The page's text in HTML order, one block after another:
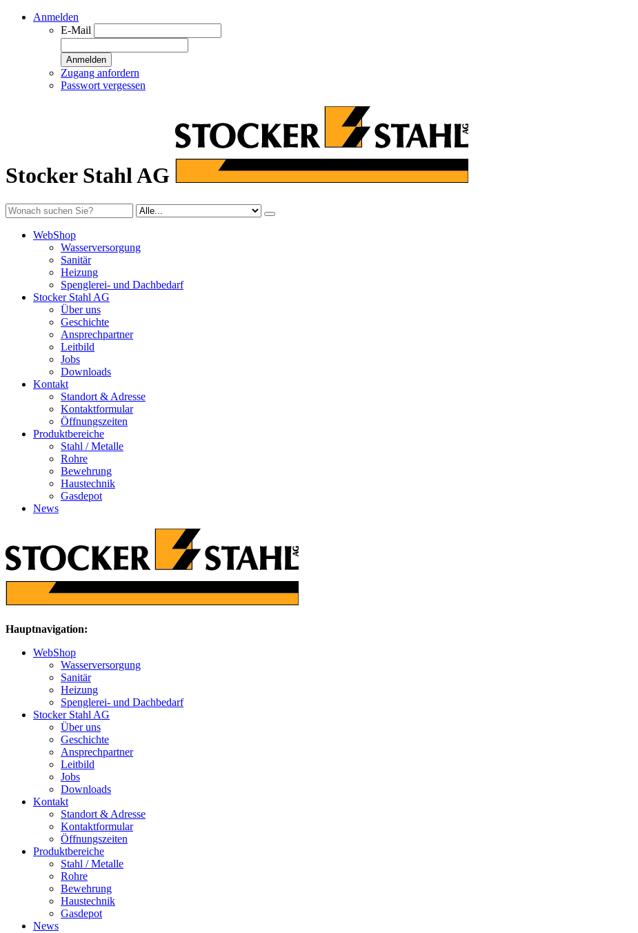
Anmelden
E-Mail
Anmelden
Zugang anfordern
Passwort vergessen
Stocker Stahl AG
WebShop
Wasserversorgung
Sanitär
Heizung
Spenglerei- und Dachbedarf
Stocker Stahl AG
Über uns
Geschichte
Ansprechpartner
Leitbild
Jobs
Downloads
Kontakt
Standort & Adresse
Kontaktformular
Öffnungszeiten
Produktbereiche
Stahl / Metalle
Rohre
Bewehrung
Haustechnik
Gasdepot
News
Hauptnavigation:
WebShop
Wasserversorgung
Sanitär
Heizung
Spenglerei- und Dachbedarf
Stocker Stahl AG
Über uns
Geschichte
Ansprechpartner
Leitbild
Jobs
Downloads
Kontakt
Standort & Adresse
Kontaktformular
Öffnungszeiten
Produktbereiche
Stahl / Metalle
Rohre
Bewehrung
Haustechnik
Gasdepot
News